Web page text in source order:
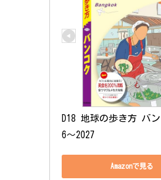
D18 地球の歩き方 バ
6～2027
Amazonで見る